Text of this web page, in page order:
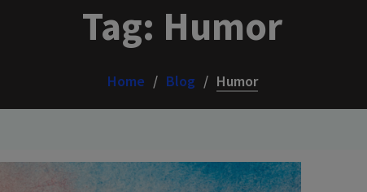
Tag: Humor
Home Blog Humor